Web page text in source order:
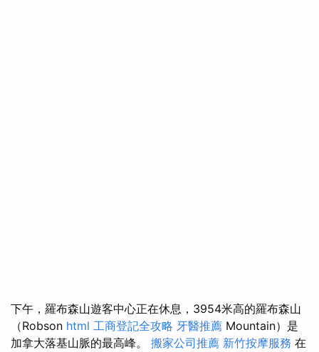
下午，羅布森山遊客中心正在休息，3954米高的羅布森山
（Robson html 工商登記全攻略 牙醫推薦 Mountain）是
加拿大落基山脈的最高峰。 搬家公司推薦 新竹按摩服務 在